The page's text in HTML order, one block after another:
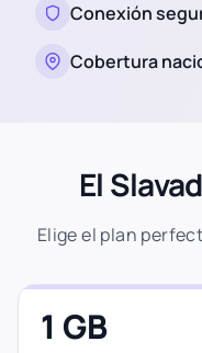
Conexión
Cobertura
El
Elige el plan
1 GB